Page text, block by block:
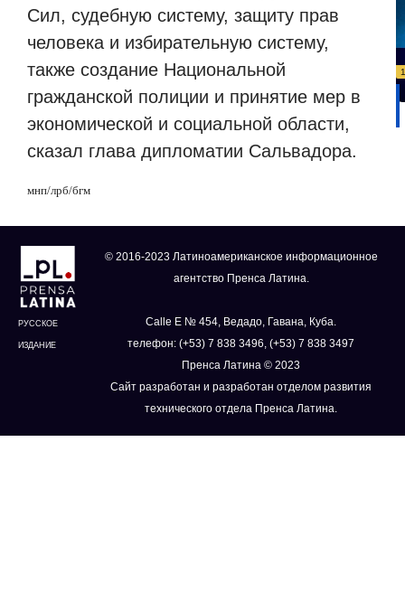
Сил, судебную систему, защиту прав
человека и избирательную систему,
также создание Национальной
гражданской полиции и принятие мер в
экономической и социальной области,
сказал глава дипломатии Сальвадора.
мнп/лрб/бгм
РУССКОЕ
ИЗДАНИЕ
© 2016-2023 Латиноамериканское информационное
агентство Пренса Латина.
Calle E № 454, Ведадо, Гавана, Куба.
телефон: (+53) 7 838 3496, (+53) 7 838 3497
Пренса Латина © 2023
Сайт разработан и разработан отделом развития
технического отдела Пренса Латина.